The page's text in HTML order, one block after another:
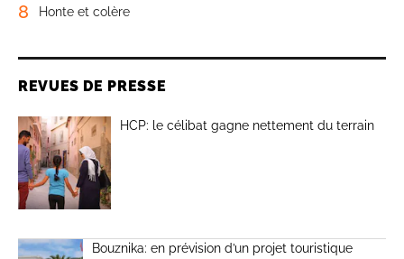
8 Honte et colère
REVUES DE PRESSE
HCP: le célibat gagne nettement du terrain
Bouznika: en prévision d’un projet touristique